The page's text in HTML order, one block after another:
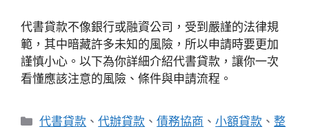
代書貸款不像銀行或融資公司，受到嚴謹的法律規
範，其中暗藏許多未知的風險，所以申請時要更加
謹慎小心。以下為你詳細介紹代書貸款，讓你一次
看懂應該注意的風險、條件與申請流程。
代書貸款 、代辦貸款 、債務協商 、小額貸款 、整